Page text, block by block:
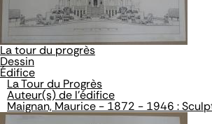
La tour du progrès
Dessin
Édifice
La Tour du Progrès
Auteur(s) de l'édifice
Maignan, Maurice - 1872 - 1946 :